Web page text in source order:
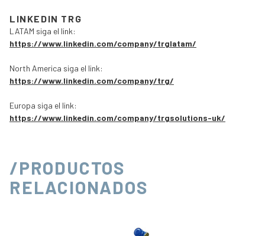
LINKEDIN TRG
LATAM siga el link:
https://www.linkedin.com/company/trglatam/
North America siga el link:
https://www.linkedin.com/company/trg/
Europa siga el link:
https://www.linkedin.com/company/trgsolutions-uk/
/PRODUCTOS
RELACIONADOS